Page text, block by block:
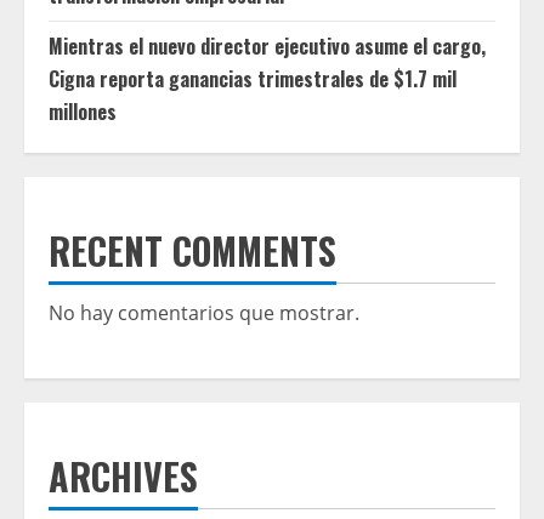
Mientras el nuevo director ejecutivo asume el cargo,
Cigna reporta ganancias trimestrales de $1.7 mil
millones
RECENT COMMENTS
No hay comentarios que mostrar.
ARCHIVES